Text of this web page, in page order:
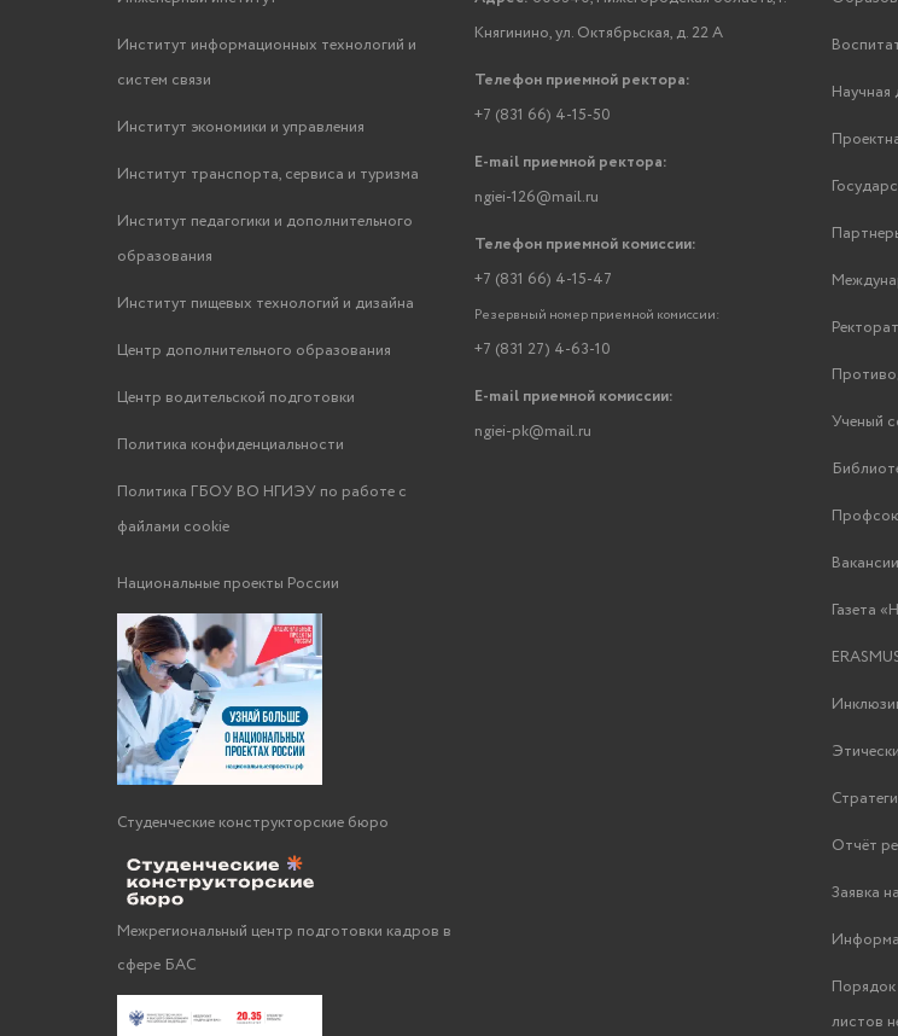
Институт информационных технологий и
систем связи
Институт экономики и управления
Институт транспорта, сервиса и туризма
Институт педагогики и дополнительного
образования
Институт пищевых технологий и дизайна
Центр дополнительного образования
Центр водительской подготовки
Политика конфиденциальности
Политика ГБОУ ВО НГИЭУ по работе с
файлами cookie
Национальные проекты России
Студенческие конструкторские бюро
Межрегиональный центр подготовки кадров в
сфере БАС
Княгинино, ул. Октябрьская, д. 22 А
Телефон приемной ректора:
+7 (831 66) 4-15-50
E-mail приемной ректора:
ngiei-126@mail.ru
Телефон приемной комиссии:
+7 (831 66) 4-15-47
Резервный номер приемной комиссии:
+7 (831 27) 4-63-10
E-mail приемной комиссии:
ngiei-pk@mail.ru
Научная
Ректорат
Ученый
Вакансии
Газета
Отчёт
Заявка
листов